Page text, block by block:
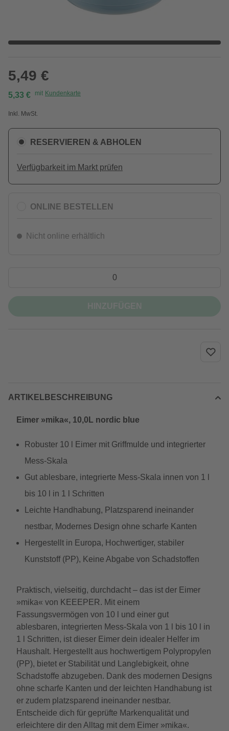
5,49 €
5,33 € mit Kundenkarte
Inkl. MwSt.
RESERVIEREN & ABHOLEN
Verfügbarkeit im Markt prüfen
ONLINE BESTELLEN
Nicht online erhältlich
ARTIKELBESCHREIBUNG
Eimer »mika«, 10,0L nordic blue
Robuster 10 l Eimer mit Griffmulde und integrierter
Mess-Skala
Gut ablesbare, integrierte Mess-Skala innen von 1 l
bis 10 l in 1 l Schritten
Leichte Handhabung, Platzsparend ineinander
nestbar, Modernes Design ohne scharfe Kanten
Hergestellt in Europa, Hochwertiger, stabiler
Kunststoff (PP), Keine Abgabe von Schadstoffen
Praktisch, vielseitig, durchdacht – das ist der Eimer
»mika« von KEEEPER. Mit einem
Fassungsvermögen von 10 l und einer gut
ablesbaren, integrierten Mess-Skala von 1 l bis 10 l in
1 l Schritten, ist dieser Eimer dein idealer Helfer im
Haushalt. Hergestellt aus hochwertigem Polypropylen
(PP), bietet er Stabilität und Langlebigkeit, ohne
Schadstoffe abzugeben. Dank des modernen Designs
ohne scharfe Kanten und der leichten Handhabung ist
er zudem platzsparend ineinander nestbar.
Entscheide dich für geprüfte Markenqualität und
erleichtere dir den Alltag mit dem Eimer »mika«.